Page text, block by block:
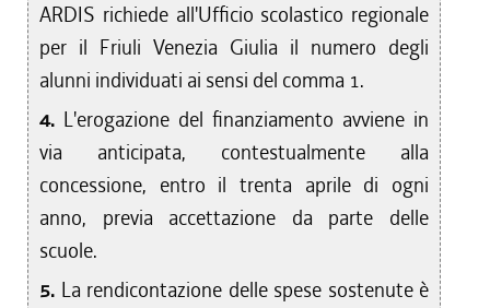
ARDIS richiede all'Ufficio scolastico regionale
per il Friuli Venezia Giulia il numero degli
alunni individuati ai sensi del comma 1.
4. L'erogazione del finanziamento avviene in
via anticipata, contestualmente alla
concessione, entro il trenta aprile di ogni
anno, previa accettazione da parte delle
scuole.
5. La rendicontazione delle spese sostenute è